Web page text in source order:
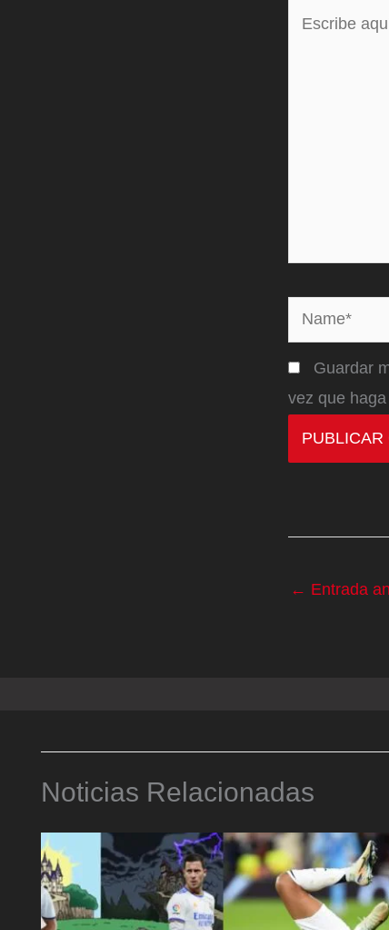
Name*
Guardar
vez que
← Entrada
Noticias Relacionadas